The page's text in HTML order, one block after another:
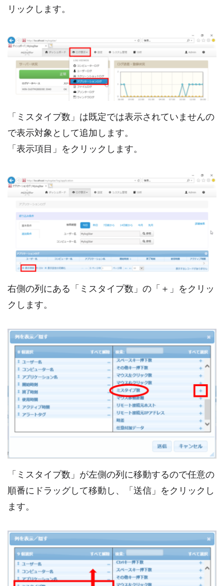
リックします。
「ミスタイプ数」は既定では表示されていませんの
で表示対象として追加します。
「表示項目」をクリックします。
右側の列にある「ミスタイプ数」の「＋」をクリッ
クします。
「ミスタイプ数」が左側の列に移動するので任意の
順番にドラッグして移動し、「送信」をクリックし
ます。